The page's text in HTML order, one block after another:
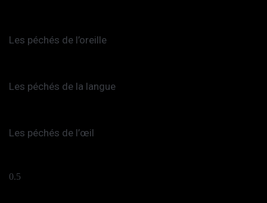
Les péchés de l’oreille
Les péchés de la langue
Les péchés de l’œil